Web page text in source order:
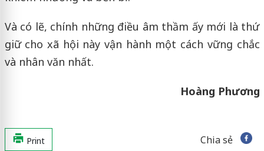
Và có lẽ, chính những điều âm thầm ấy mới là thứ
giữ cho xã hội này vận hành một cách vững chắc
và nhân văn nhất.
Hoàng Phương
Print Chia sẻ